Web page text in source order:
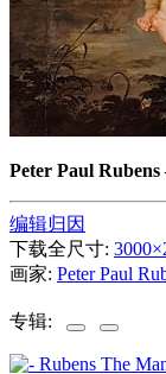
Peter Paul Rubens
编辑归因
下载全尺寸:
画家: Peter Paul
专辑: